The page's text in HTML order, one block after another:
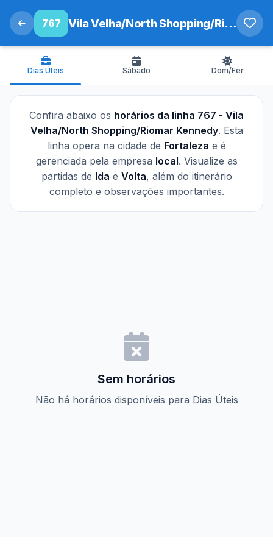
767 Vila Velha/North Shopping/Riomar Kennedy
Dias Úteis Sábado Dom/Fer
Confira abaixo os horários da linha 767 - Vila
Velha/North Shopping/Riomar Kennedy. Esta
linha opera na cidade de Fortaleza e é
gerenciada pela empresa local. Visualize as
partidas de Ida e Volta, além do itinerário
completo e observações importantes.
Sem horários
Não há horários disponíveis para Dias Úteis